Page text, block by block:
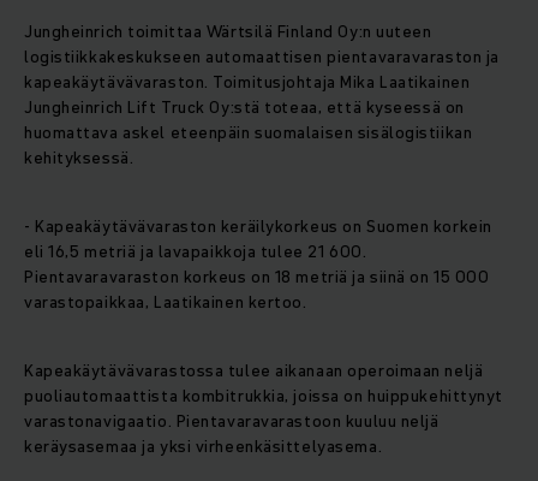
Jungheinrich toimittaa Wärtsilä Finland Oy:n uuteen
logistiikkakeskukseen automaattisen pientavaravaraston ja
kapeakäytävävaraston. Toimitusjohtaja Mika Laatikainen
Jungheinrich Lift Truck Oy:stä toteaa, että kyseessä on
huomattava askel eteenpäin suomalaisen sisälogistiikan
kehityksessä.
- Kapeakäytävävaraston keräilykorkeus on Suomen korkein
eli 16,5 metriä ja lavapaikkoja tulee 21 600.
Pientavaravaraston korkeus on 18 metriä ja siinä on 15 000
varastopaikkaa, Laatikainen kertoo.
Kapeakäytävävarastossa tulee aikanaan operoimaan neljä
puoliautomaattista kombitrukkia, joissa on huippukehittynyt
varastonavigaatio. Pientavaravarastoon kuuluu neljä
keräysasemaa ja yksi virheenkäsittelyasema.